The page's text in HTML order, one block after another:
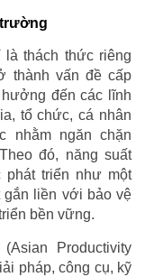
là thách thức riêng
thành vấn đề cấp
đến các lĩnh
tổ chức, cá nhân
nhằm ngăn chặn
đó, năng suất
phát triển như một
gắn liền với bảo vệ
bền vững.
Productivity
pháp, công cụ, kỹ